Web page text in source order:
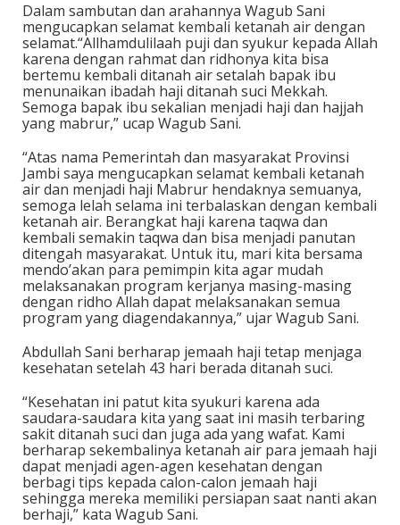
Dalam sambutan dan arahannya Wagub Sani
mengucapkan selamat kembali ketanah air dengan
selamat.“Allhamdulilaah puji dan syukur kepada Allah
karena dengan rahmat dan ridhonya kita bisa
bertemu kembali ditanah air setalah bapak ibu
menunaikan ibadah haji ditanah suci Mekkah.
Semoga bapak ibu sekalian menjadi haji dan hajjah
yang mabrur,” ucap Wagub Sani.
“Atas nama Pemerintah dan masyarakat Provinsi
Jambi saya mengucapkan selamat kembali ketanah
air dan menjadi haji Mabrur hendaknya semuanya,
semoga lelah selama ini terbalaskan dengan kembali
ketanah air. Berangkat haji karena taqwa dan
kembali semakin taqwa dan bisa menjadi panutan
ditengah masyarakat. Untuk itu, mari kita bersama
mendo’akan para pemimpin kita agar mudah
melaksanakan program kerjanya masing-masing
dengan ridho Allah dapat melaksanakan semua
program yang diagendakannya,” ujar Wagub Sani.
Abdullah Sani berharap jemaah haji tetap menjaga
kesehatan setelah 43 hari berada ditanah suci.
“Kesehatan ini patut kita syukuri karena ada
saudara-saudara kita yang saat ini masih terbaring
sakit ditanah suci dan juga ada yang wafat. Kami
berharap sekembalinya ketanah air para jemaah haji
dapat menjadi agen-agen kesehatan dengan
berbagi tips kepada calon-calon jemaah haji
sehingga mereka memiliki persiapan saat nanti akan
berhaji,” kata Wagub Sani.